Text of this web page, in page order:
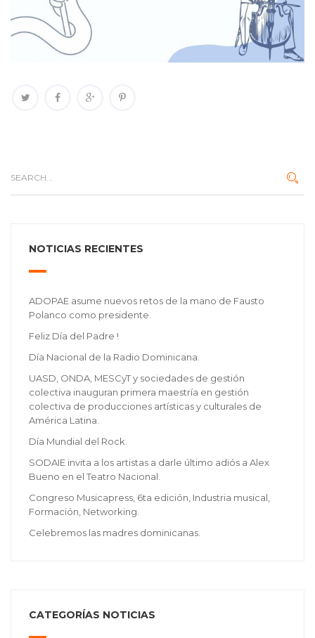
NOTICIAS RECIENTES
ADOPAE asume nuevos retos de la mano de Fausto
Polanco como presidente.
Feliz Día del Padre !
Día Nacional de la Radio Dominicana.
UASD, ONDA, MESCyT y sociedades de gestión
colectiva inauguran primera maestría en gestión
colectiva de producciones artísticas y culturales de
América Latina.
Día Mundial del Rock.
SODAIE invita a los artistas a darle último adiós a Alex
Bueno en el Teatro Nacional.
Congreso Musicapress, 6ta edición, Industria musical,
Formación, Networking.
Celebremos las madres dominicanas.
CATEGORÍAS NOTICIAS